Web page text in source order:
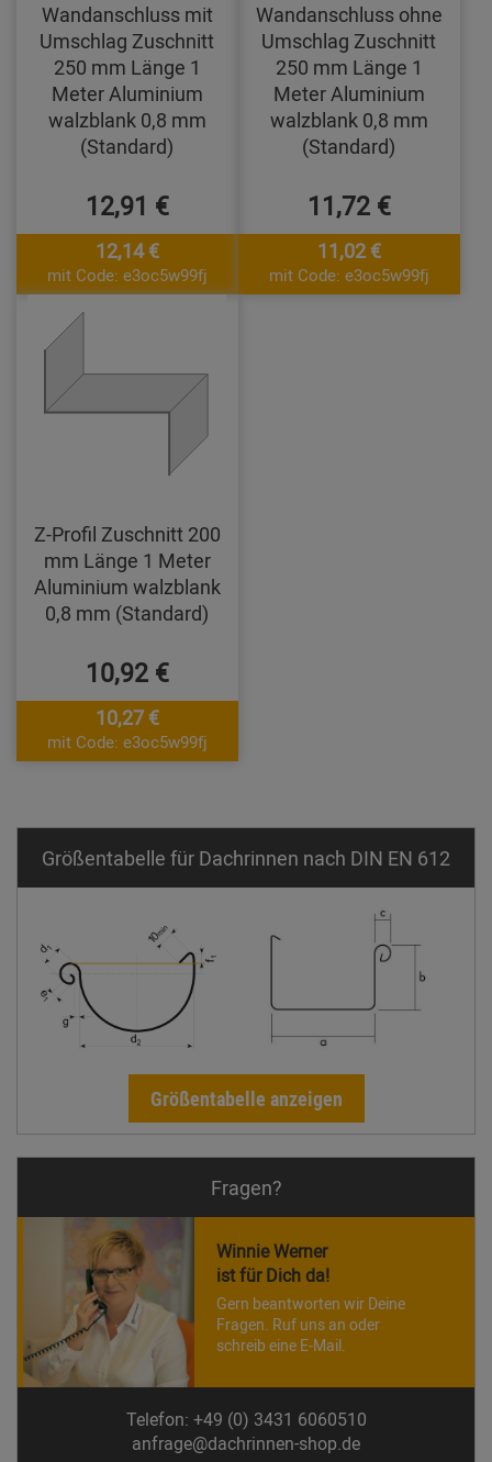
Wandanschluss mit
Umschlag Zuschnitt
250 mm Länge 1
Meter Aluminium
walzblank 0,8 mm
(Standard)
12,91 €
12,14 €
mit Code: e3oc5w99fj
Wandanschluss ohne
Umschlag Zuschnitt
250 mm Länge 1
Meter Aluminium
walzblank 0,8 mm
(Standard)
11,72 €
11,02 €
mit Code: e3oc5w99fj
Z-Profil Zuschnitt 200
mm Länge 1 Meter
Aluminium walzblank
0,8 mm (Standard)
10,92 €
10,27 €
mit Code: e3oc5w99fj
Größentabelle für Dachrinnen nach DIN EN 612
Größentabelle anzeigen
Fragen?
Winnie Werner
ist für Dich da!
Gern beantworten wir Deine
Fragen. Ruf uns an oder
schreib eine E-Mail.
Telefon: +49 (0) 3431 6060510
anfrage@dachrinnen-shop.de